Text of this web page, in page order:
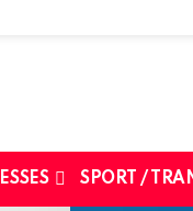
SPORT /